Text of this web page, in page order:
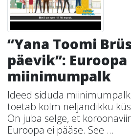
“Yana Toomi
päevik”: Euroopa
miinimumpalk
Ideed siduda
toetab kolm neljandikku
On juba selge, et
Euroopa ei pääse. See ...